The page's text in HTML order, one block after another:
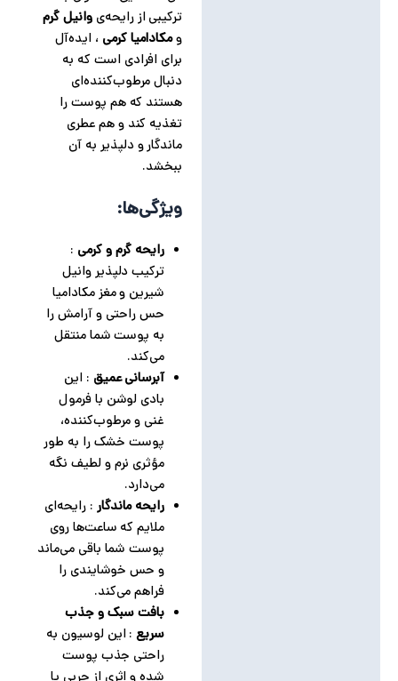
ترکیبی از رایحه‌یوانیل گرم
ومکادامیا کرمی ، ایده‌آل
برای افرادی است که به
دنبال مرطوب‌کننده‌ای
هستند که هم پوست را
تغذیه کند و هم عطری
ماندگار و دلپذیر به آن
ببخشد.
ویژگی‌ها:
رایحه گرم و کرمی :
ترکیب دلپذیر وانیل
شیرین و مغز مکادامیا
حس راحتی و آرامش را
به پوست شما منتقل
می‌کند.
آبرسانی عمیق : این
بادی لوشن با فرمول
غنی و مرطوب‌کننده،
پوست خشک را به طور
مؤثری نرم و لطیف نگه
می‌دارد.
رایحه ماندگار : رایحه‌ای
ملایم که ساعت‌ها روی
پوست شما باقی می‌ماند
و حس خوشایندی را
فراهم می‌کند.
بافت سبک و جذب
سریع: این لوسیون به
راحتی جذب پوست